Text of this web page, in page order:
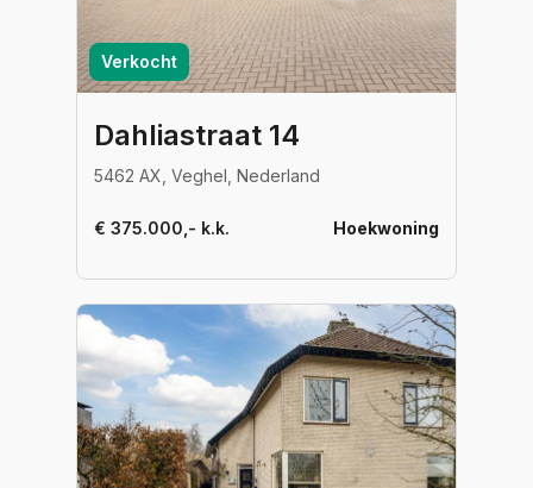
Verkocht
Dahliastraat 14
5462 AX, Veghel, Nederland
€ 375.000,- k.k. Hoekwoning